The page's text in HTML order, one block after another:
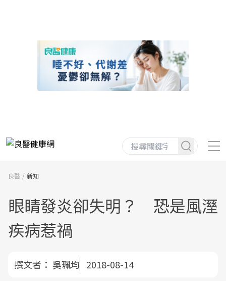
良醫 新知
眼睛發炎卻失明？ 恐是風溼
疾病惹禍
撰文者： 吳珮均 2018-08-14